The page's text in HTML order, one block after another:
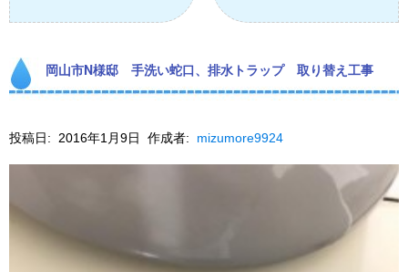
岡山市N様邸 手洗い蛇口、排水トラップ 取り替え工事
投稿日: 2016年1月9日 作成者: mizumore9924